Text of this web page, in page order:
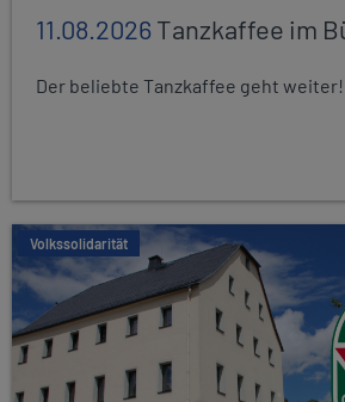
11.08.2026Tanzkaffee im
Der beliebte Tanzkaffee geht weiter!
Volkssolidarität